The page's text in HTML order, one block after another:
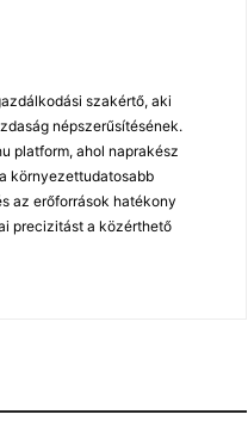
szakértő, aki
népszerűsítésének.
platform, ahol naprakész
környezettudatosabb
az erőforrások hatékony
precizitást a közérthető